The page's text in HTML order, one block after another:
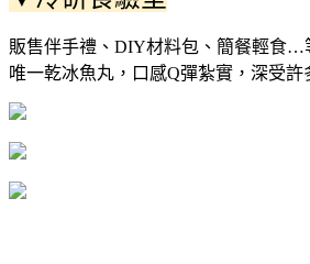
販售伴手禮、DIY材料包、簡餐輕食…
唯一乾冰魚丸，口感Q彈紮實，深受許